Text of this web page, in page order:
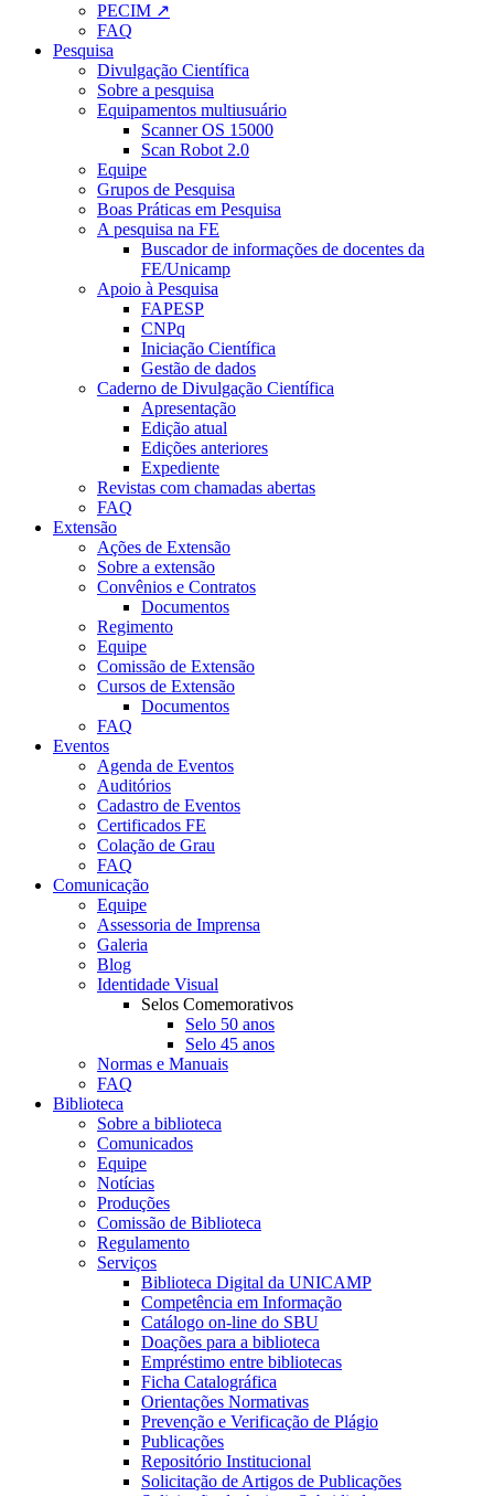
PECIM ↗
FAQ
Pesquisa
Divulgação Científica
Sobre a pesquisa
Equipamentos multiusuário
Scanner OS 15000
Scan Robot 2.0
Equipe
Grupos de Pesquisa
Boas Práticas em Pesquisa
A pesquisa na FE
Buscador de informações de docentes da
FE/Unicamp
Apoio à Pesquisa
FAPESP
CNPq
Iniciação Científica
Gestão de dados
Caderno de Divulgação Científica
Apresentação
Edição atual
Edições anteriores
Expediente
Revistas com chamadas abertas
FAQ
Extensão
Ações de Extensão
Sobre a extensão
Convênios e Contratos
Documentos
Regimento
Equipe
Comissão de Extensão
Cursos de Extensão
Documentos
FAQ
Eventos
Agenda de Eventos
Auditórios
Cadastro de Eventos
Certificados FE
Colação de Grau
FAQ
Comunicação
Equipe
Assessoria de Imprensa
Galeria
Blog
Identidade Visual
Selos Comemorativos
Selo 50 anos
Selo 45 anos
Normas e Manuais
FAQ
Biblioteca
Sobre a biblioteca
Comunicados
Equipe
Notícias
Produções
Comissão de Biblioteca
Regulamento
Serviços
Biblioteca Digital da UNICAMP
Competência em Informação
Catálogo on-line do SBU
Doações para a biblioteca
Empréstimo entre bibliotecas
Ficha Catalográfica
Orientações Normativas
Prevenção e Verificação de Plágio
Publicações
Repositório Institucional
Solicitação de Artigos de Publicações